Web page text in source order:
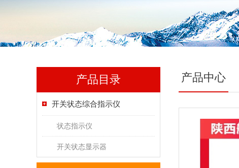
产品目录
开关状态综合指示仪
状态指示仪
开关状态显示器
产品中心